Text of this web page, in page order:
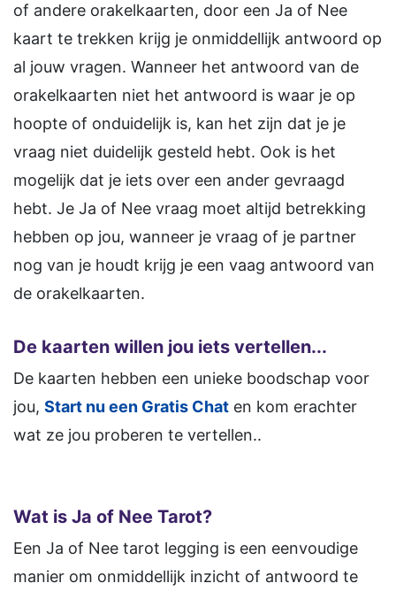
of andere orakelkaarten, door een Ja of Nee
kaart te trekken krijg je onmiddellijk antwoord op
al jouw vragen. Wanneer het antwoord van de
orakelkaarten niet het antwoord is waar je op
hoopte of onduidelijk is, kan het zijn dat je je
vraag niet duidelijk gesteld hebt. Ook is het
mogelijk dat je iets over een ander gevraagd
hebt. Je Ja of Nee vraag moet altijd betrekking
hebben op jou, wanneer je vraag of je partner
nog van je houdt krijg je een vaag antwoord van
de orakelkaarten.
De kaarten willen jou iets vertellen...
De kaarten hebben een unieke boodschap voor
jou, Start nu een Gratis Chat en kom erachter
wat ze jou proberen te vertellen..
Wat is Ja of Nee Tarot?
Een Ja of Nee tarot legging is een eenvoudige
manier om onmiddellijk inzicht of antwoord te